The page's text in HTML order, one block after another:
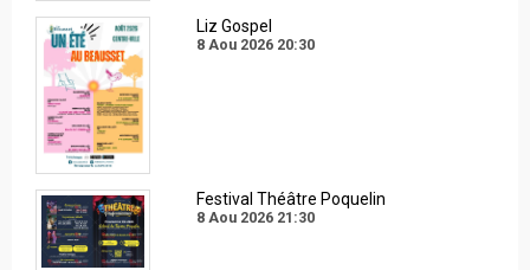
Liz Gospel
8 Aou 2026 20:30
Festival Théâtre Poquelin
8 Aou 2026 21:30